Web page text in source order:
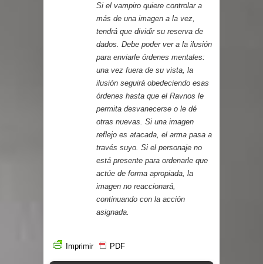
Si el vampiro quiere controlar a
más de una imagen a la vez,
tendrá que dividir su reserva de
dados. Debe poder ver a la ilusión
para enviarle órdenes mentales:
una vez fuera de su vista, la
ilusión seguirá obedeciendo esas
órdenes hasta que el Ravnos le
permita desvanecerse o le dé
otras nuevas. Si una imagen
reflejo es atacada, el arma pasa a
través suyo. Si el personaje no
está presente para ordenarle que
actúe de forma apropiada, la
imagen no reaccionará,
continuando con la acción
asignada.
Imprimir PDF